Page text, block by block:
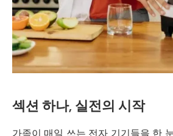
섹션 하나, 실전의 시작
가족이 매일 쓰는 전자 기기들을 한